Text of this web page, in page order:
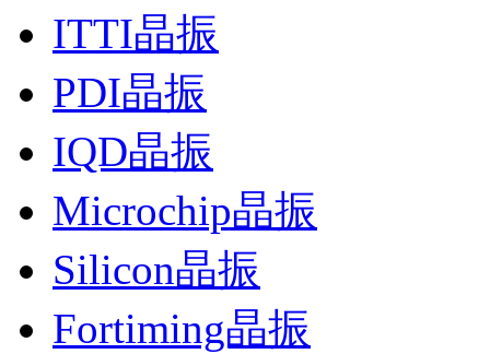
ITTI晶振
PDI晶振
IQD晶振
Microchip晶振
Silicon晶振
Fortiming晶振